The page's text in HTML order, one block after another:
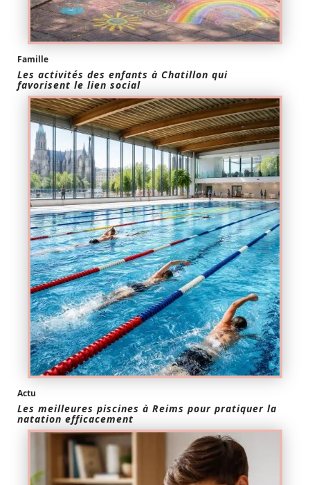
Famille
Les activités des enfants à Chatillon qui
favorisent le lien social
Actu
Les meilleures piscines à Reims pour pratiquer la
natation efficacement